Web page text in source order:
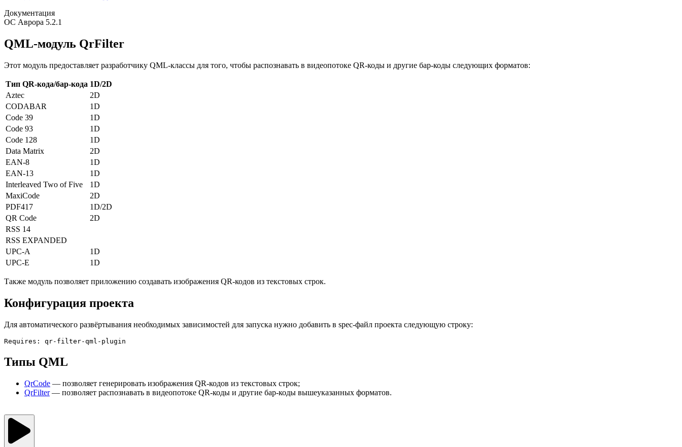
Документация
ОС Аврора 5.2.1
QML-модуль QrFilter
Этот модуль предоставляет разработчику QML-классы для того, чтобы распознавать в видеопотоке QR-коды и другие бар-коды следующих форматов:
Тип QR-кода/бар-кода 1D/2D
Aztec
2D
CODABAR
1D
Code 39
1D
Code 93
1D
Code 128
1D
Data Matrix
2D
EAN-8
1D
EAN-13
1D
Interleaved Two of Five
1D
MaxiCode
2D
PDF417
1D/2D
QR Code
2D
RSS 14
RSS EXPANDED
UPC-A
1D
UPC-E
1D
Также модуль позволяет приложению создавать изображения QR-кодов из текстовых строк.
Конфигурация проекта
Для автоматического развёртывания необходимых зависимостей для запуска нужно добавить в spec-файл проекта следующую строку:
Типы QML
QrCode — позволяет генерировать изображения QR-кодов из текстовых строк;
QrFilter— позволяет распознавать в видеопотоке QR-коды и другие бар-коды вышеуказанных форматов.